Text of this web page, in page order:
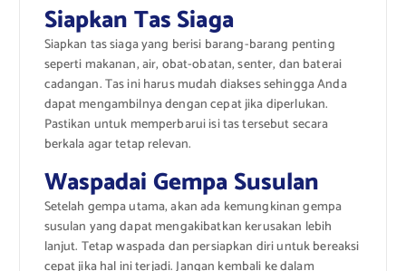
Siapkan Tas Siaga
Siapkan tas siaga yang berisi barang-barang penting
seperti makanan, air, obat-obatan, senter, dan baterai
cadangan. Tas ini harus mudah diakses sehingga Anda
dapat mengambilnya dengan cepat jika diperlukan.
Pastikan untuk memperbarui isi tas tersebut secara
berkala agar tetap relevan.
Waspadai Gempa Susulan
Setelah gempa utama, akan ada kemungkinan gempa
susulan yang dapat mengakibatkan kerusakan lebih
lanjut. Tetap waspada dan persiapkan diri untuk bereaksi